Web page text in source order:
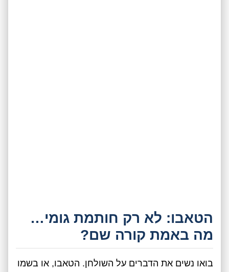
הטאבו: לא רק חותמת גומי…
מה באמת קורה שם?
בואו נשים את הדברים על השולחן. הטאבו, או בשמו